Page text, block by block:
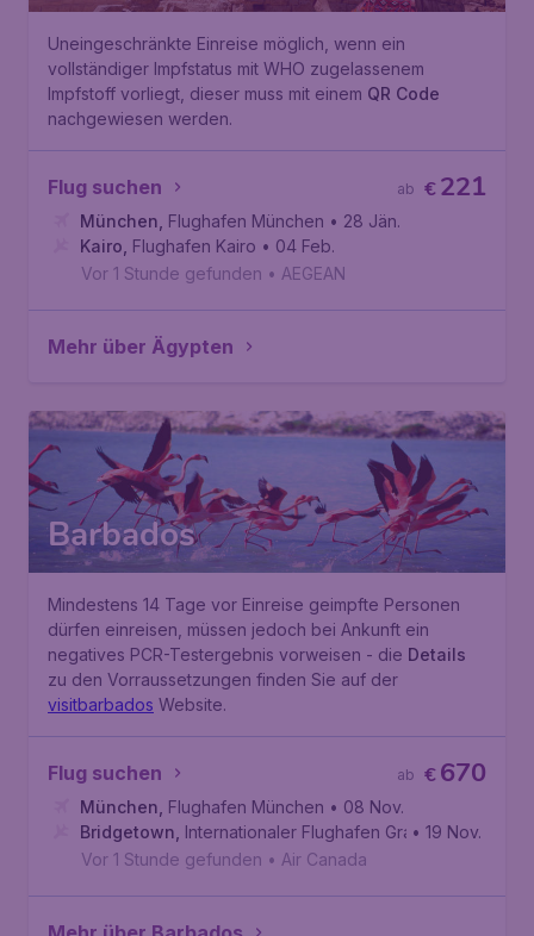
Uneingeschränkte Einreise möglich, wenn ein
vollständiger Impfstatus mit WHO zugelassenem
Impfstoff vorliegt, dieser muss mit einem QR Code
nachgewiesen werden.
Flug suchen €221
ab
München Flughafen München • 28 Jän.
Kairo Flughafen Kairo • 04 Feb.
Vor 1 Stunde gefunden • AEGEAN
Mehr über Ägypten
Barbados
Mindestens 14 Tage vor Einreise geimpfte Personen
dürfen einreisen, müssen jedoch bei Ankunft ein
negatives PCR-Testergebnis vorweisen - die Details
zu den Vorraussetzungen finden Sie auf der
visitbarbados Website.
Flug suchen €670
ab
München Flughafen München • 08 Nov.
Bridgetown Internationaler Flughafen Grantley Adams
• 19 Nov.
Vor 1 Stunde gefunden • Air Canada